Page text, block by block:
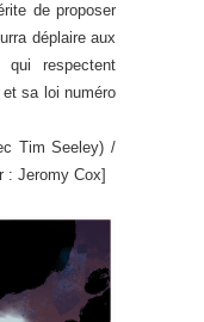
de proposer
déplaire aux
respectent
et sa loi numéro
Tim Seeley) /
: Jeromy Cox]